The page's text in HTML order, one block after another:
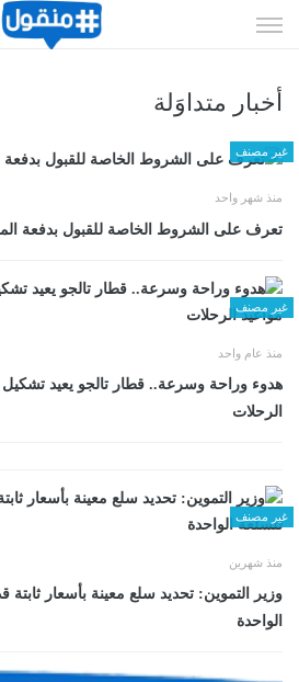
الى
أخبار متداوَلة
غير مصنف
منذ شهر واحد
تعرف على الشروط الخاصة للقبول بدفعة
غير مصنف
منذ عام واحد
هدوء وراحة وسرعة.. قطار تالجو يعيد تشكيل
الرحلات
غير مصنف
منذ شهرين
وزير التموين: تحديد سلع معينة بأسعار
الواحدة